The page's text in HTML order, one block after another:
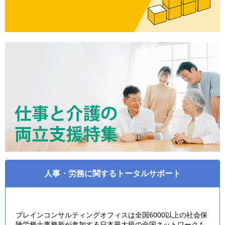
人事・労務に関するトータルサポート
ブレインコンサルティングオフィスは全国6000以上の社会保